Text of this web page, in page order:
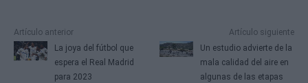
Artículo anterior
La joya del fútbol que
espera el Real Madrid
para 2023
Artículo siguiente
Un estudio advierte de la
mala calidad del aire en
algunas de las etapas